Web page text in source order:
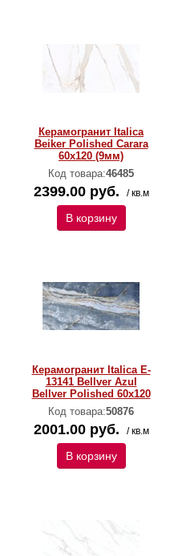
Керамогранит Italica
Beiker Polished Carara
60х120 (9мм)
Код товара:46485
2399.00 руб. / кв.м
В корзину
Керамогранит Italica E-
13141 Bellver Azul
Bellver Polished 60х120
Код товара:50876
2001.00 руб. / кв.м
В корзину